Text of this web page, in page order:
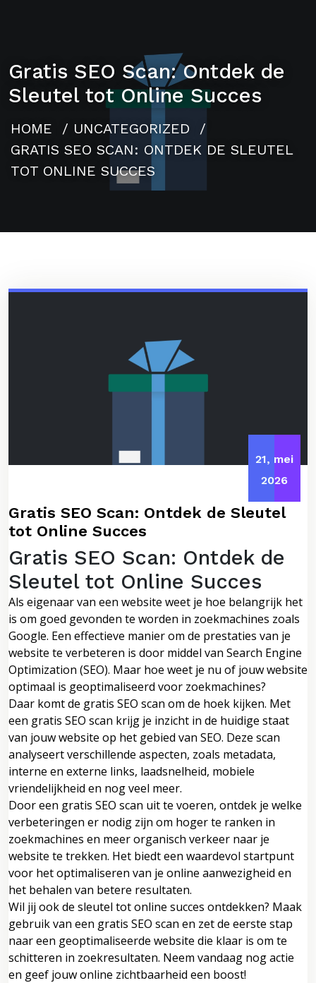
Gratis SEO Scan: Ontdek de
Sleutel tot Online Succes
HOME / UNCATEGORIZED /
GRATIS SEO SCAN: ONTDEK DE SLEUTEL
TOT ONLINE SUCCES
21, mei
2026
Gratis SEO Scan: Ontdek de Sleutel
tot Online Succes
Gratis SEO Scan: Ontdek de
Sleutel tot Online Succes
Als eigenaar van een website weet je hoe belangrijk het
is om goed gevonden te worden in zoekmachines zoals
Google. Een effectieve manier om de prestaties van je
website te verbeteren is door middel van Search Engine
Optimization (SEO). Maar hoe weet je nu of jouw website
optimaal is geoptimaliseerd voor zoekmachines?
Daar komt de gratis SEO scan om de hoek kijken. Met
een gratis SEO scan krijg je inzicht in de huidige staat
van jouw website op het gebied van SEO. Deze scan
analyseert verschillende aspecten, zoals metadata,
interne en externe links, laadsnelheid, mobiele
vriendelijkheid en nog veel meer.
Door een gratis SEO scan uit te voeren, ontdek je welke
verbeteringen er nodig zijn om hoger te ranken in
zoekmachines en meer organisch verkeer naar je
website te trekken. Het biedt een waardevol startpunt
voor het optimaliseren van je online aanwezigheid en
het behalen van betere resultaten.
Wil jij ook de sleutel tot online succes ontdekken? Maak
gebruik van een gratis SEO scan en zet de eerste stap
naar een geoptimaliseerde website die klaar is om te
schitteren in zoekresultaten. Neem vandaag nog actie
en geef jouw online zichtbaarheid een boost!